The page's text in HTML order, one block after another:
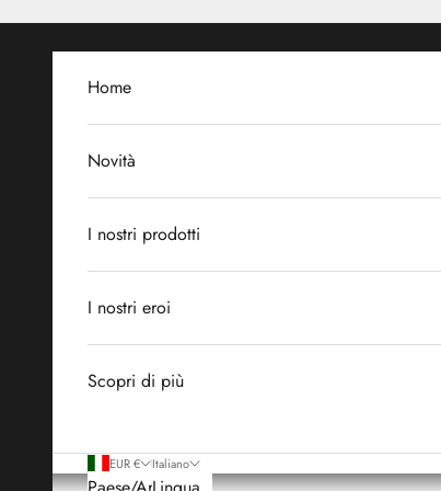
Home
Novità
I nostri prodotti
I nostri eroi
Scopri di più
EUR € Italiano